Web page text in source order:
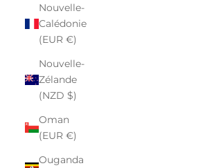
Nouvelle-
Calédonie
(EUR €)
Nouvelle-
Zélande
(NZD $)
Oman
(EUR €)
Ouganda